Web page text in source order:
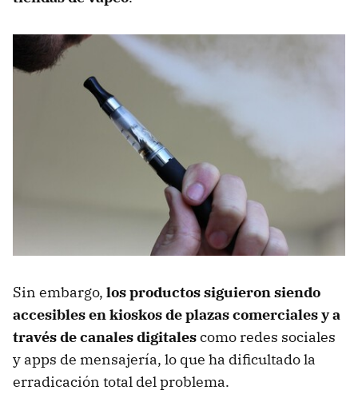
Sin embargo, los productos siguieron siendo
accesibles en kioskos de plazas comerciales y a
través de canales digitalescomo redes sociales
y apps de mensajería, lo que ha dificultado la
erradicación total del problema.